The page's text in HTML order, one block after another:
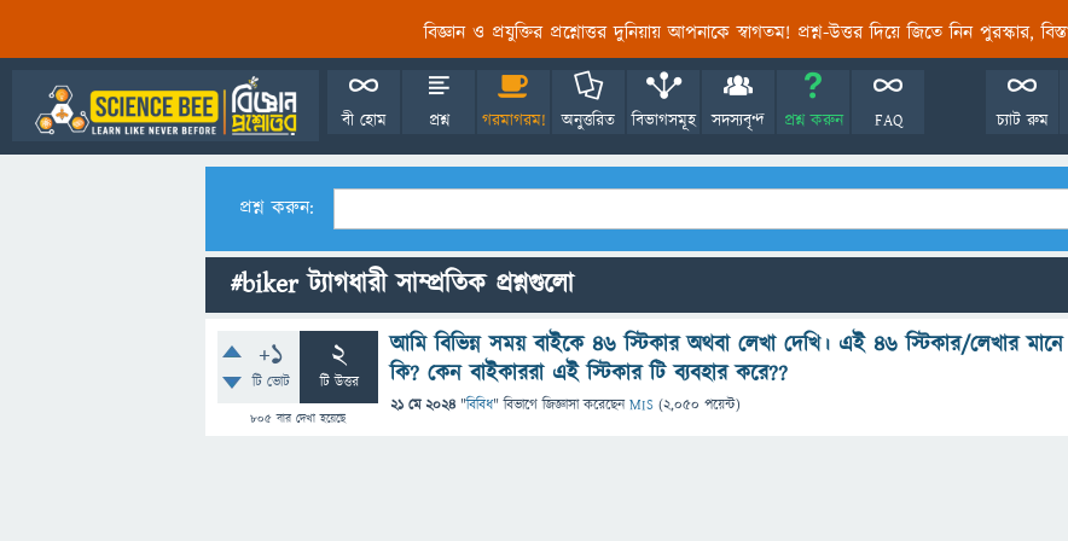
বিজ্ঞান ও প্রযুক্তির প্রশ্নোত্তর দুনিয়ায় আপনাকে স্বাগতম! প্রশ্ন-উত্তর দিয়ে জিতে নিন পুরস্কার,
বী হোম প্রশ্ন গরমাগরম! অনুত্তরিত বিভাগসমূহ সদস্যবৃন্দ প্রশ্ন করুন FAQ চ্যাট রুম
প্রশ্ন করুন:
#biker ট্যাগধারী সাম্প্রতিক প্রশ্নগুলো
+1
টি ভোট
2
টি উত্তর
805 বার দেখা হয়েছে
আমি বিভিন্ন সময় বাইকে 46 স্টিকার অথবা লেখা দেখি। এই 46 স্টিকার/লেখার মানে
কি? কেন বাইকাররা এই স্টিকার টি ব্যবহার করে??
21 মে 2024 "বিবিধ" বিভাগে জিজ্ঞাসাকরেছেনMIS (2,050 পয়েন্ট)